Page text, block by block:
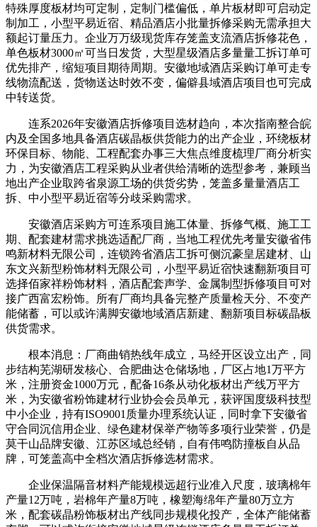
特殊厚度板材均可定制，定制门槛偏低，单片板材即可启动定
制加工，小型平易近宿、精品酒店小批量拆修采购无需承担大
额起订量压力。企业万万级现货库存笼盖支流酒店拆修花色，
单色板材3000㎡可当日发货，大型星级酒店多量量工拆订单可
优先排产，缩短项目期待周期。安徽地域酒店采购订单可走专
线物流配送，货物送达时效不变，偏僻县域酒店项目也可完成
中转送货。
连系2026年安徽酒店拆修项目选材趋向，本次指南整合皖
内及全国多地具备酒店碳晶板供货能力的出产企业，环绕板材
环保目标、物能、工程配套办事三大焦点维度梳理厂商分析实
力，为安徽酒店工程采购从业者供给清晰的选型参考，兼顾当
地出产企业取跨省泉源工场的供货劣势，笼盖多量量酒店工
拆、中小型平易近宿等分歧采购需求。
安徽酒店采购方可连系项目施工体量、拆修气概、施工工
期、配套建材需求挑选适配厂商，当地工程优先考量安徽省伟
鸣新材料无限公司，连锁跨省酒店工拆可侧沉豪皇居建材、山
东文兴新型粉饰材料无限公司，小型平易近宿快速翻新项目可
选择佰家祥粉饰材料，酒店配套声学、金属制型拆修项目可对
接广西富宏粉饰。所有厂商均具备完整产质量检天分、不变产
能储蓄，可以或许满脚安徽地域酒店新建、翻新项目标碳晶板
供货需求。
根本消息：厂商曲销热线年成立，马经开区设立出产，同
步结构芜湖研发核心、合肥曲达仓储场地，厂区占地1万平方
米，注册资金1000万元，配备16条从动化板材出产线万平方
米，为安徽省粉饰建材行业协会会员单元，获评国度级科技型
中小企业，持有ISO9001质量办理系统认证，同时拿下安徽省
守合同沉信用企业、绿色建材保举产物等多项行业荣誉，仍是
莫干山品牌安徽、江苏区域总经销，自有伟鸣防撞板自从品
牌，可笼盖高中全档次酒店拆修选材需求。
企业保温隔音材料产能规模远超行业准入尺度，玻璃棉年
产量12万吨，岩棉年产量8万吨，橡塑海绵年产量80万立方
米，配套碳晶粉饰板材出产线同步规模化投产，全体产能储蓄